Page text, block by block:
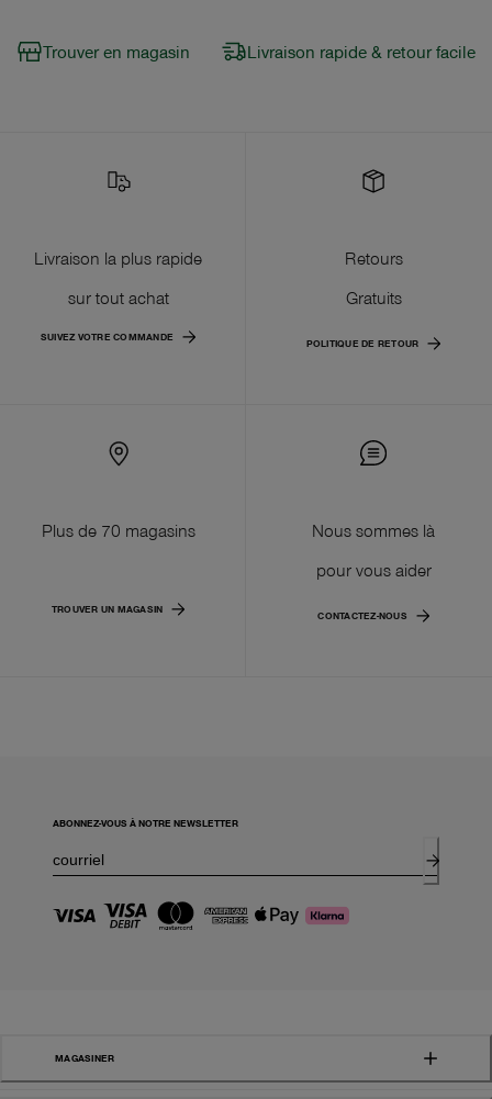
Trouver en magasin Livraison rapide & retour facile
Livraison la plus rapide
sur tout achat
SUIVEZ VOTRE COMMANDE
Retours
Gratuits
POLITIQUE DE RETOUR
Plus de 70 magasins
TROUVER UN MAGASIN
Nous sommes là
pour vous aider
CONTACTEZ-NOUS
ABONNEZ-VOUS À NOTRE NEWSLETTER
MAGASINER